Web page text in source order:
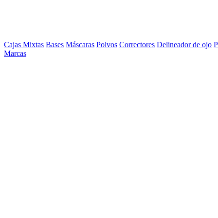
Cajas Mixtas Bases Máscaras Polvos Correctores Delineador de ojo
Marcas